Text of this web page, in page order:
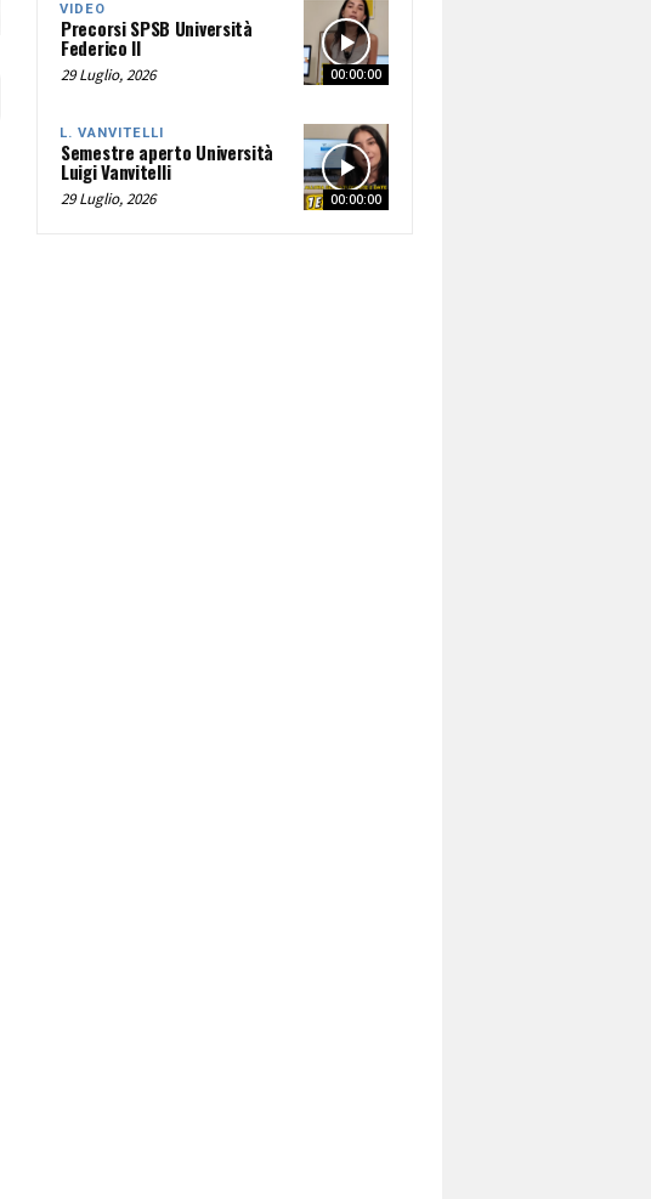
00:00:00
VIDEO
Precorsi SPSB Università
Federico II
29 Luglio, 2026
00:00:00
L. VANVITELLI
Semestre aperto Università
Luigi Vanvitelli
29 Luglio, 2026